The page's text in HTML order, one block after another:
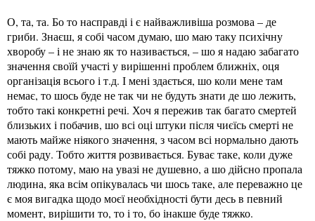
О, та, та. Бо то насправді і є найважливіша розмова – де
гриби. Знаєш, я собі часом думаю, шо маю таку психічну
хворобу – і не знаю як то називається, – шо я надаю забагато
значення своїй участі у вирішенні проблем ближніх, оця
організація всього і т.д. І мені здається, шо коли мене там
немає, то шось буде не так чи не будуть знати де шо лежить,
тобто такі конкретні речі. Хоч я пережив так багато смертей
близьких і побачив, шо всі оці штуки після чиєїсь смерті не
мають майже ніякого значення, з часом всі нормально дають
собі раду. Тобто життя розвивається. Буває таке, коли дуже
тяжко потому, маю на увазі не душевно, а шо дійсно пропала
людина, яка всім опікувалась чи шось таке, але переважно це
є моя вигадка щодо моєї необхідності бути десь в певний
момент, вирішити то, то і то, бо інакше буде тяжко.